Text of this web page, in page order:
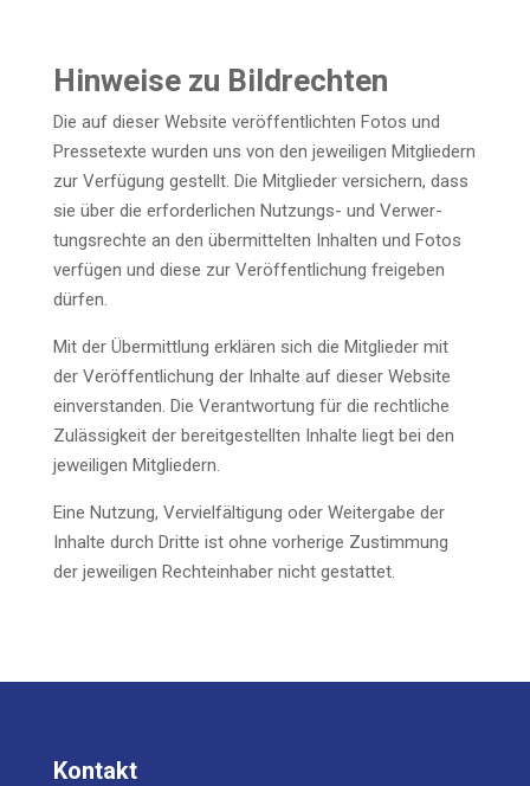
Hin­wei­se zu Bildrechten
Die auf die­ser Web­site ver­öf­fent­lich­ten Fotos und
Pres­se­tex­te wur­den uns von den jewei­li­gen Mit­glie­dern
zur Ver­fü­gung gestellt. Die Mit­glie­der ver­si­chern, dass
sie über die erfor­der­li­chen Nut­zungs- und Ver­wer­
tungs­rech­te an den über­mit­tel­ten Inhal­ten und Fotos
ver­fü­gen und die­se zur Ver­öf­fent­li­chung frei­ge­ben
dürfen.
Mit der Über­mitt­lung erklä­ren sich die Mit­glie­der mit
der Ver­öf­fent­li­chung der Inhal­te auf die­ser Web­site
ein­ver­stan­den. Die Ver­ant­wor­tung für die recht­li­che
Zuläs­sig­keit der bereit­ge­stell­ten Inhal­te liegt bei den
jewei­li­gen Mitgliedern.
Eine Nut­zung, Ver­viel­fäl­ti­gung oder Wei­ter­ga­be der
Inhal­te durch Drit­te ist ohne vor­he­ri­ge Zustim­mung
der jewei­li­gen Rech­te­inha­ber nicht gestattet.
Kontakt